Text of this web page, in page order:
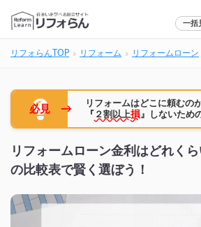
一括
リフォらんTOP リフォーム リフォームローン
必見 →
リフォームはどこに頼むの
『 ２割以上損』しないため
リフォームローン金利はどれく
の比較表で賢く選ぼう！